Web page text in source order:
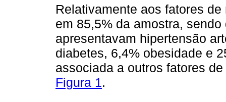
Relativamente aos fatores
em 85,5% da amostra,
apresentavam hipertensão
diabetes, 6,4% obesidade e
associada a outros fatores
Figura 1.